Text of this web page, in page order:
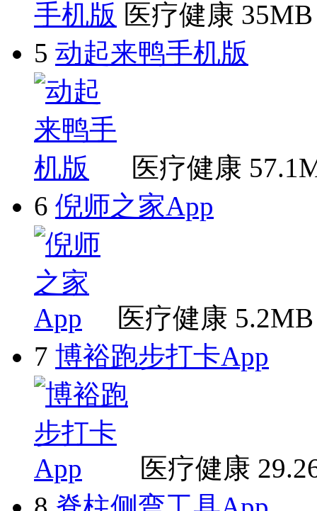
医疗健康 35MB
5 动起来鸭手机版
医疗健康
6 倪师之家App
医疗健康 5.2MB
7 博裕跑步打卡App
医疗健康